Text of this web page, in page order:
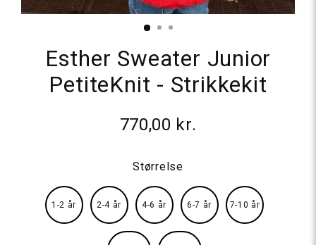
Esther Sweater Junior
PetiteKnit - Strikkekit
Normalpris
770,00 kr.
Størrelse
1-2 år 2-4 år 4-6 år 6-7 år 7-10 år